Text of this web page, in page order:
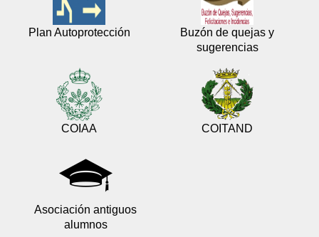
Plan Autoprotección
Buzón de quejas y
sugerencias
COIAA COITAND
Asociación antiguos
alumnos